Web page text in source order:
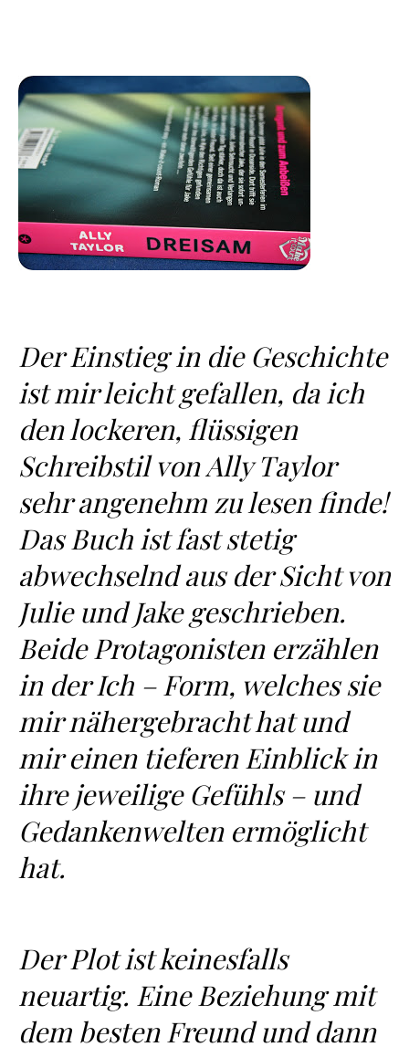
Der Einstieg in die Geschichte
ist mir leicht gefallen, da ich
den lockeren, flüssigen
Schreibstil von Ally Taylor
sehr angenehm zu lesen finde!
Das Buch ist fast stetig
abwechselnd aus der Sicht von
Julie und Jake geschrieben.
Beide Protagonisten erzählen
in der Ich – Form, welches sie
mir nähergebracht hat und
mir einen tieferen Einblick in
ihre jeweilige Gefühls – und
Gedankenwelten ermöglicht
hat.
Der Plot ist keinesfalls
neuartig. Eine Beziehung mit
dem besten Freund und dann